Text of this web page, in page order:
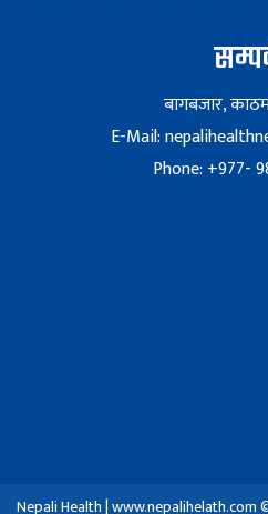
बागबजार,
E-Mail:
Phone: +977-
Nepali Health |